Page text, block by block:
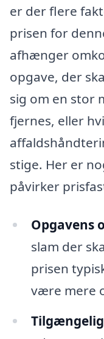
er der flere
prisen for
afhænger
opgave, der
sig om en stor
fjernes, eller
stige. Her er
påvirker
Opgavens
slam der
prisen
være mere